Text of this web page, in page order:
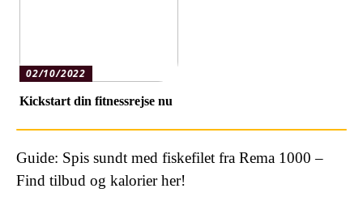
02/10/2022
Kickstart din fitnessrejse nu
Guide: Spis sundt med fiskefilet fra Rema 1000 –
Find tilbud og kalorier her!